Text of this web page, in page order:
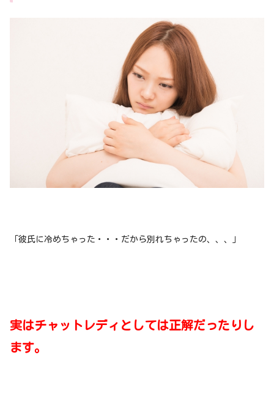
「彼氏に冷めちゃった・・・だから別れちゃったの、、、」
実はチャットレディとしては正解だったりし
ます。